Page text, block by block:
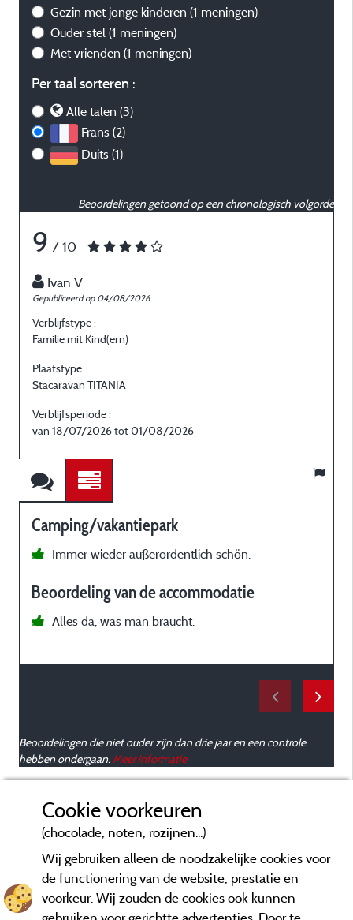
Gezin met jonge kinderen (1 meningen)
Ouder stel (1 meningen)
Met vrienden (1 meningen)
Per taal sorteren :
Alle talen (3)
Frans (2)
Duits (1)
Beoordelingen getoond op een chronologisch volgorde
9 / 10
Ivan V
Gepubliceerd op 04/08/2026
Verblijfstype :
Familie mit Kind(ern)
Plaatstype :
Stacaravan TITANIA
Verblijfsperiode :
van 18/07/2026 tot 01/08/2026
Camping/vakantiepark
Immer wieder außerordentlich schön.
Beoordeling van de accommodatie
Alles da, was man braucht.
Beoordelingen die niet ouder zijn dan drie jaar en een controle
hebben ondergaan. Meer informatie
Cookie voorkeuren
(chocolade, noten, rozijnen...)
Wij gebruiken alleen de noodzakelijke cookies voor
de functionering van de website, prestatie en
voorkeur. Wij zouden de cookies ook kunnen